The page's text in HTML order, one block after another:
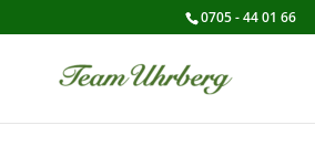
0705 - 44 01 66